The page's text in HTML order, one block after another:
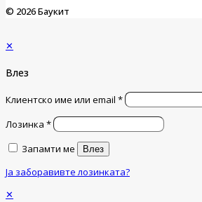
© 2026 Баукит
✕
Влез
Клиентско име или email *
Лозинка *
Запамти ме
Влез
Ја заборавивте лозинката?
✕